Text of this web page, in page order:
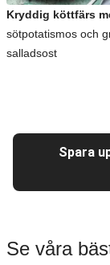
Kryddig köttfärs
sötpotatismos och
salladsost
Spara
Se våra